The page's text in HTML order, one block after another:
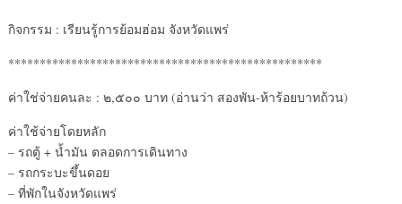
กิจกรรม : เรียนรู้การย้อมฮ่อม จังหวัดแพร่
**************************************************
ค่าใช่จ่ายคนละ : ๒,๕๐๐ บาท (อ่านว่า สองพัน-ห้าร้อยบาทถ้วน)
ค่าใช้จ่ายโดยหลัก
– รถตู้ + น้ำมัน ตลอดการเดินทาง
– รถกระบะขึ้นดอย
– ที่พักในจังหวัดแพร่